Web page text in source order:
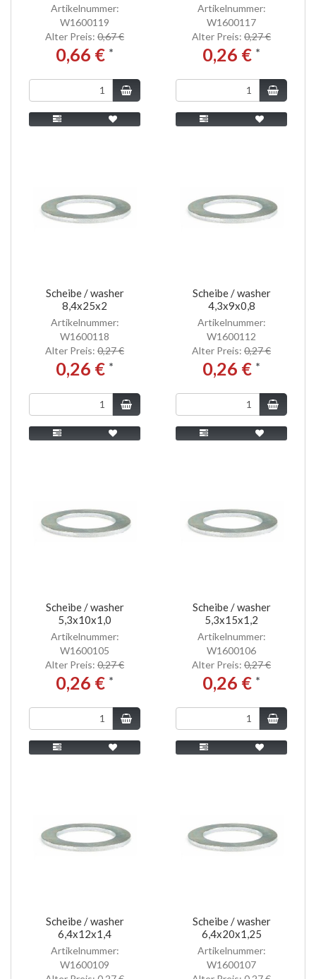
Artikelnummer:
W1600119
Alter Preis: 0,67 €
0,66 € *
Artikelnummer:
W1600117
Alter Preis: 0,27 €
0,26 € *
Scheibe / washer
8,4x25x2
Artikelnummer:
W1600118
Alter Preis: 0,27 €
0,26 € *
Scheibe / washer
4,3x9x0,8
Artikelnummer:
W1600112
Alter Preis: 0,27 €
0,26 € *
Scheibe / washer
5,3x10x1,0
Artikelnummer:
W1600105
Alter Preis: 0,27 €
0,26 € *
Scheibe / washer
5,3x15x1,2
Artikelnummer:
W1600106
Alter Preis: 0,27 €
0,26 € *
Scheibe / washer
6,4x12x1,4
Artikelnummer:
W1600109
Scheibe / washer
6,4x20x1,25
Artikelnummer:
W1600107